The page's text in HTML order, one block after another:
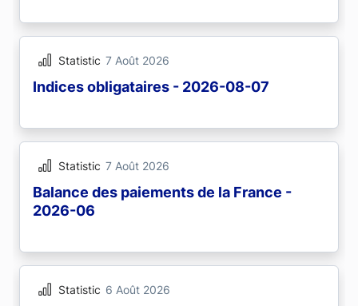
Statistic 7 Août 2026
Indices obligataires - 2026-08-07
Statistic 7 Août 2026
Balance des paiements de la France -
2026-06
Statistic 6 Août 2026